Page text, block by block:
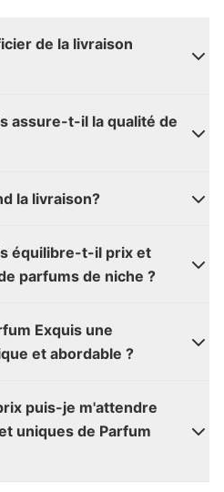
de la livraison
assure-t-il la qualité de
la livraison?
équilibre-t-il prix et
parfums de niche ?
Exquis une
et abordable ?
puis-je m'attendre
uniques de Parfum